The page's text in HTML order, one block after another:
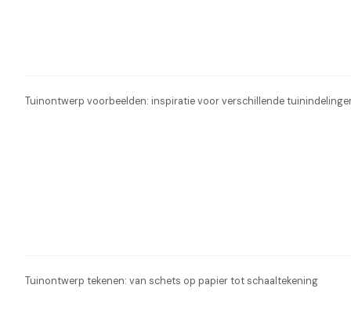
Tuinontwerp voorbeelden: inspiratie voor verschillende
Tuinontwerp tekenen: van schets op papier tot schaaltekening